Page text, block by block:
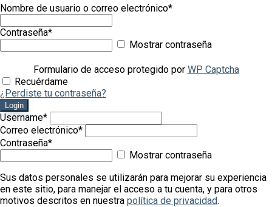
Nombre de usuario o correo electrónico*
Contraseña*
Mostrar contraseña
Formulario de acceso protegido por WP Captcha
Recuérdame
¿Perdiste tu contraseña?
Login
Username*
Correo electrónico*
Contraseña*
Mostrar contraseña
Sus datos personales se utilizarán para mejorar su experiencia
en este sitio, para manejar el acceso a tu cuenta, y para otros
motivos descritos en nuestra política de privacidad.